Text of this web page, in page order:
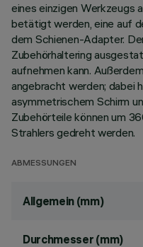
eines einzigen Werkzeugs
betätigt werden, eine auf
dem Schienen-Adapter.
Zubehörhaltering
aufnehmen kann.
angebracht werden; dabei
asymmetrischem Schirm
Zubehörteile können um
Strahlers gedreht werden.
ABMESSUNGEN
Allgemein (mm)
Durchmesser (mm)